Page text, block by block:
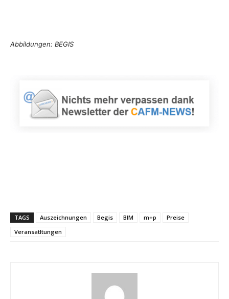
Abbildungen: BEGIS
TAGS Auszeichnungen Begis BIM m+p
Preise
Veransatltungen